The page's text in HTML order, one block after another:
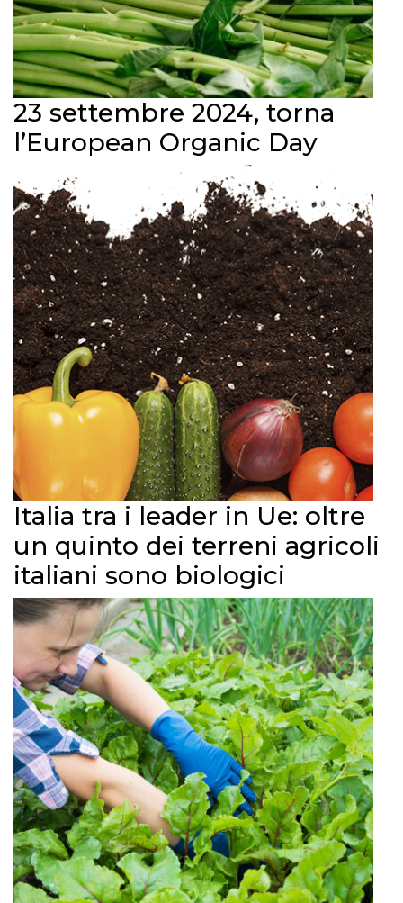
23 settembre 2024, torna
l’European Organic Day
Italia tra i leader in Ue: oltre
un quinto dei terreni agricoli
italiani sono biologici